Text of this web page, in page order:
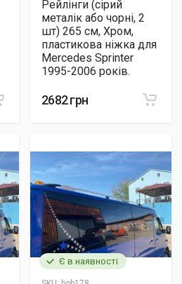
Рейлінги (сірий
металік або чорні, 2
шт) 265 см, Хром,
пластикова ніжка для
Mercedes Sprinter
1995-2006 років.
2682 грн
Є в наявності